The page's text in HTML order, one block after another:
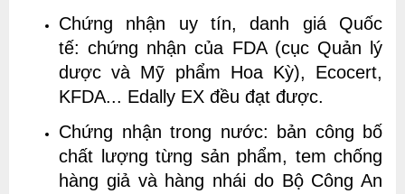
Chứng nhận uy tín, danh giá Quốc
tế: chứng nhận của FDA (cục Quản lý
dược và Mỹ phẩm Hoa Kỳ), Ecocert,
KFDA... Edally EX đều đạt được.
Chứng nhận trong nước: bản công bố
chất lượng từng sản phẩm, tem chống
hàng giả và hàng nhái do Bộ Công An